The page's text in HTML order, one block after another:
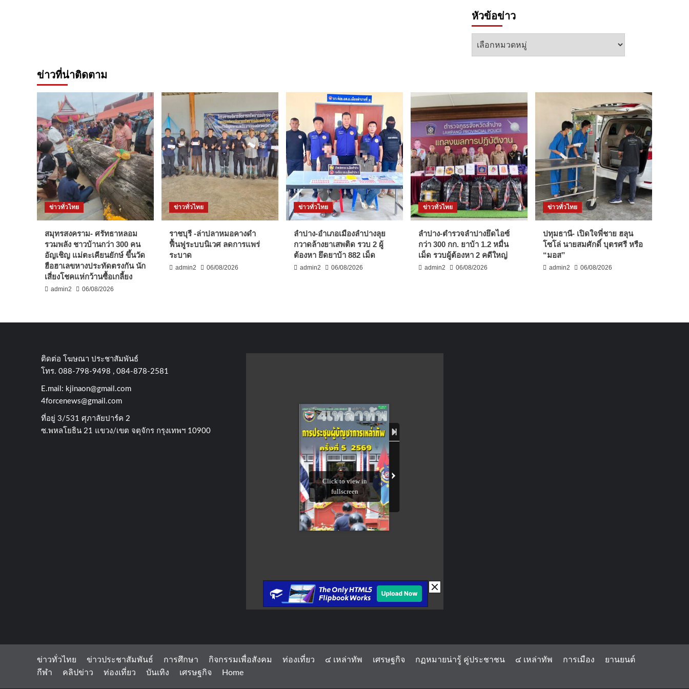
หัวข้อข่าว
หัวข้อ
ข่าวที่น่าติดตาม
ข่าวทั่วไทย
สมุทรสงคราม- ศรัทธาหลอม
รวมพลัง ชาวบ้านกว่า 300 คน
อัญเชิญ แม่ตะเคียนยักษ์ ขึ้นวัด
ฮือฮาเลขหางประทัดตรงกัน นัก
เสี่ยงโชคแห่กว้านซื้อเกลี้ยง
admin2 06/08/2026
ข่าวทั่วไทย
ราชบุรี -ล่าปลาหมอคางดำ
ฟื้นฟูระบบนิเวศ ลดการแพร่
ระบาด
admin2 06/08/2026
ข่าวทั่วไทย
ลำปาง-อำเภอเมืองลำปางลุย
กวาดล้างยาเสพติด รวบ 2 ผู้
ต้องหา ยึดยาบ้า 882 เม็ด
admin2 06/08/2026
ข่าวทั่วไทย
ลำปาง-ตำรวจลำปางยึดไอซ์
กว่า 300 กก. ยาบ้า 1.2 หมื่น
เม็ด รวบผู้ต้องหา 2 คดีใหญ่
admin2 06/08/2026
ข่าวทั่วไทย
ปทุมธานี- เปิดใจพี่ชาย ฮลุน
โซโล่ นายสมศักดิ์ บุตรศรี หรือ
“มอส”
admin2 06/08/2026
ติดต่อ​ โฆษณา​ ประชาสัมพันธ์
โทร​. 088-798-9498 , 084-878-2581
E.mail: kjinaon@gmail.com
4forcenews@gmail.com
ที่อยู่​ 3/531​ ศุภาลัยปาร์ค​ 2
ซ.พหลโยธิน​ 21​ แขวง/เขต​ จตุจักร​ กรุงเทพฯ 10900
ข่าวทั่วไทย ข่าวประชาสัมพันธ์ การศึกษา กิจกรรมเพื่อสังคม ท่องเที่ยว ๔ เหล่าทัพ เศรษฐกิจ กฏหมายน่ารู้ คู่ประชาชน ๔ เหล่าทัพ การเมือง
ยานยนต์
กีฬา
คลิปข่าว ท่องเที่ยว บันเทิง เศรษฐกิจ Home